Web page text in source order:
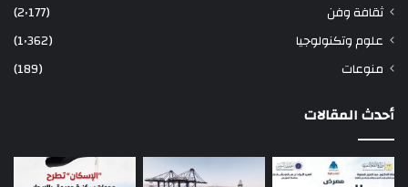
ثقافة وفن
(2٬177)
علوم وتكنولوجيا
(1٬362)
منوعات
(189)
أحدث المقالات